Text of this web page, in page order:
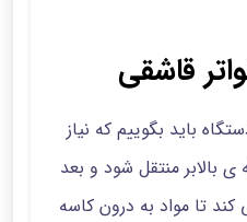
قاشقی
باید بگوییم که نیاز
بالابر منتقل شود و بعد
تا مواد به درون کاسه